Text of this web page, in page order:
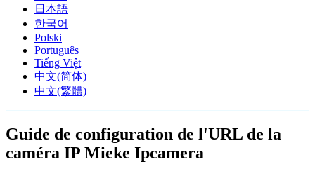
日本語
한국어
Polski
Português
Tiếng Việt
中文(简体)
中文(繁體)
Guide de configuration de l'URL de la
caméra IP Mieke Ipcamera